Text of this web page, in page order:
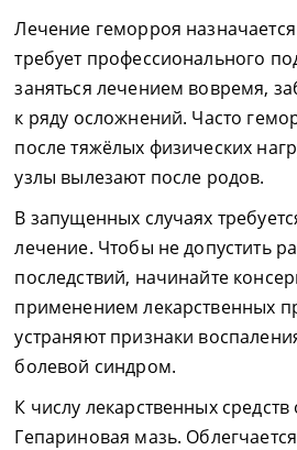
Лечение геморроя
требует профессионального
заняться лечением вовремя,
к ряду осложнений. Часто
после тяжёлых физических
узлы вылезают после родов.
В запущенных случаях
лечение. Чтобы не допустить
последствий, начинайте
применением лекарственных
устраняют признаки
болевой синдром.
К числу лекарственных средств
Гепариновая мазь.